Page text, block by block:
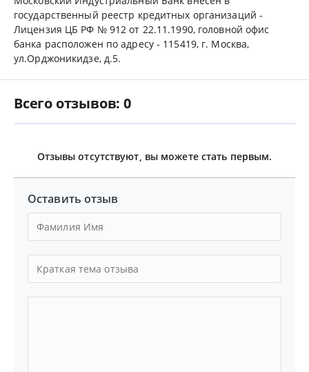
государственный реестр кредитных организаций -
Лицензия ЦБ РФ № 912 от 22.11.1990, головной офис
банка расположен по адресу - 115419, г. Москва,
ул.Орджоникидзе, д.5.
Всего отзывов: 0
Отзывы отсутствуют, вы можете стать первым.
Оставить отзыв